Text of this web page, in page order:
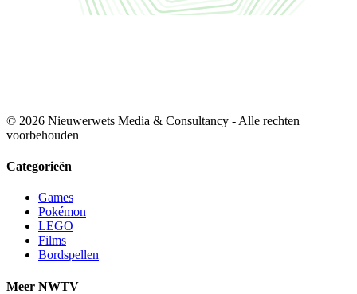
© 2026 Nieuwerwets Media & Consultancy - Alle rechten
voorbehouden
Categorieën
Games
Pokémon
LEGO
Films
Bordspellen
Meer NWTV